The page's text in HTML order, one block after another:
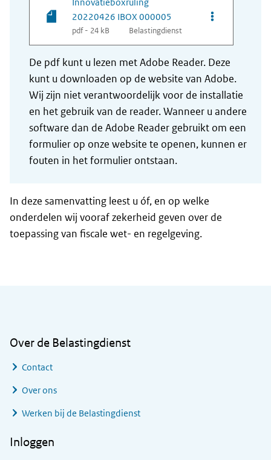
20220426 IBOX 000005
pdf - 24 kB Belastingdienst
Opties van
De pdf kunt u lezen met Adobe Reader. Deze
kunt u downloaden op de website van Adobe.
Wij zijn niet verantwoordelijk voor de installatie
en het gebruik van de reader. Wanneer u andere
software dan de Adobe Reader gebruikt om een
formulier op onze website te openen, kunnen er
fouten in het formulier ontstaan.
In deze samenvatting leest u óf, en op welke
onderdelen wij vooraf zekerheid geven over de
toepassing van fiscale wet- en regelgeving.
Over de Belastingdienst
Contact
Over ons
Werken bij de Belastingdienst
Inloggen